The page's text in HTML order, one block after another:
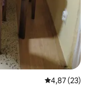
Priemerné
4,87 (23)